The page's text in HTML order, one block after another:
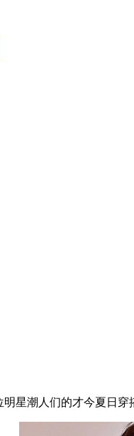
潮人们的才今夏日穿